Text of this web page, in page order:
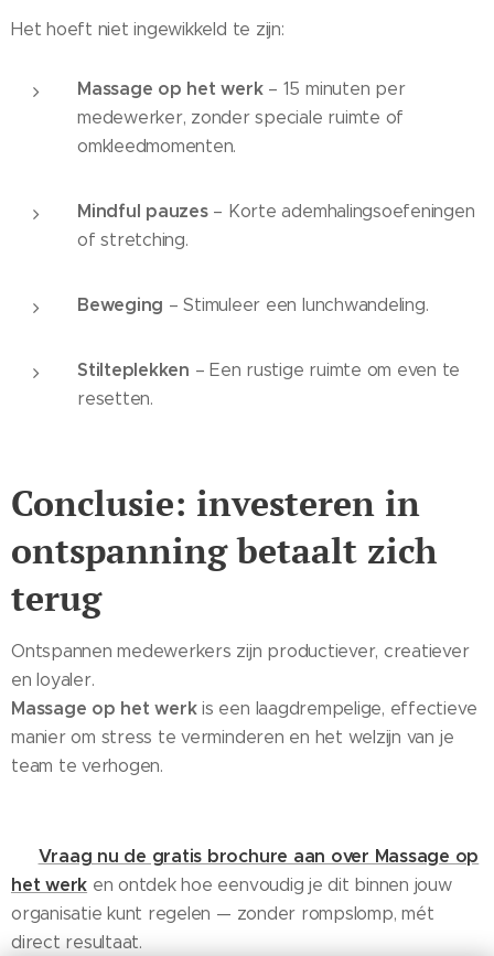
Het hoeft niet ingewikkeld te zijn:
Massage op het werk– 15 minuten per
medewerker, zonder speciale ruimte of
omkleedmomenten.
Mindful pauzes– Korte ademhalingsoefeningen
of stretching.
Beweging – Stimuleer een lunchwandeling.
Stilteplekken – Een rustige ruimte om even te
resetten.
Conclusie: investeren in
ontspanning betaalt zich
terug
Ontspannen medewerkers zijn productiever, creatiever
en loyaler.
Massage op het werkis een laagdrempelige, effectieve
manier om stress te verminderen en het welzijn van je
team te verhogen.
Vraag nu de gratis brochure aan over Massage op
het werk en ontdek hoe eenvoudig je dit binnen jouw
organisatie kunt regelen — zonder rompslomp, mét
direct resultaat.